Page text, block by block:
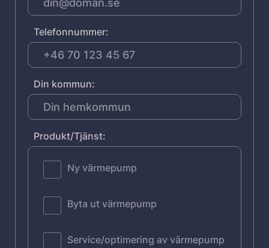
Telefonnummer:
Din kommun:
Produkt/Tjänst:
Ny värmepump
Byta ut värmepump
Service/optimering av värmepump